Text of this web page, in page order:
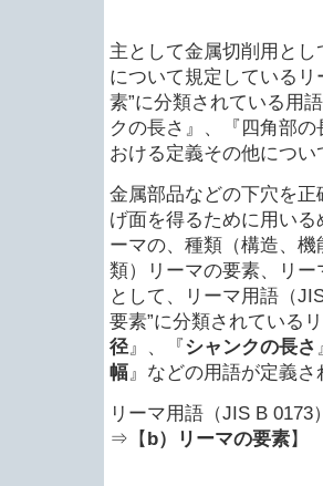
主として金属切削用と
について規定している
素”に分類されている用
クの長さ』、『四角部
おける定義その他につい
金属部品などの下穴を
げ面を得るために用い
ーマの、種類（構造、
類）リーマの要素、リ
として、リーマ用語（
要素”に分類されている
径』、『シャンクの長さ
幅』などの用語が定義
リーマ用語（JIS B 0173
⇒【 b）リーマの要素】